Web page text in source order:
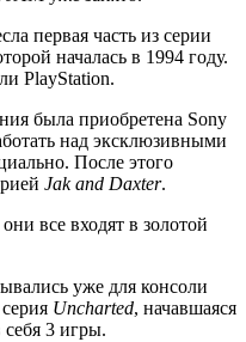
первая часть из серии
началась в 1994 году.
PlayStation.
была приобретена Sony
над эксклюзивными
После этого
Jak and Daxter.
все входят в золотой
уже для консоли
Uncharted, начавшаяся
себя 3 игры.